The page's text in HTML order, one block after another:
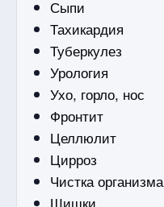
Сыпи
Тахикардия
Туберкулез
Урология
Ухо, горло, нос
Фронтит
Целлюлит
Цирроз
Чистка организма
Шишки